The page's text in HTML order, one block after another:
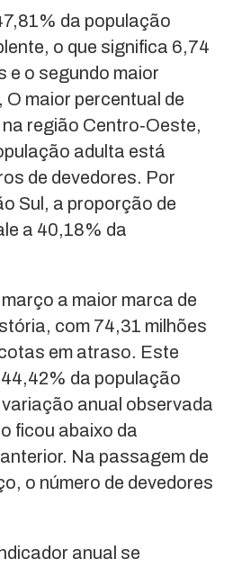
da população
o que significa 6,74
e o segundo maior
maior percentual de
região Centro‐Oeste,
adulta está
de devedores. Por
Sul, a proporção de
a 40,18% da
a maior marca de
com 74,31 milhões
em atraso. Este
da população
anual observada
ficou abaixo da
Na passagem de
o número de devedores
anual se